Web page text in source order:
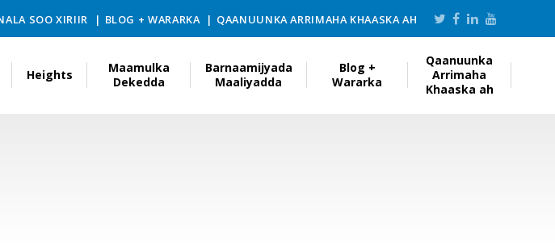
SOO XIRIIR BLOG + WARARKA QAANUUNKA ARRIMAHA KHAASKA AH
Heights
Maamulka
Dekedda
Barnaamijyada
Maaliyadda
Blog +
Wararka
Qaanuunka
Arrimaha
Khaaska ah